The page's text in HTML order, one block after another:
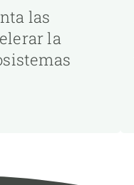
las
la